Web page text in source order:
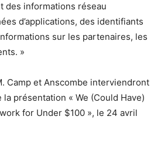
des informations réseau
d’applications, des identifiants
sur les partenaires, les
»
Camp et Anscombe interviendront
présentation « We (Could Have)
for Under $100 », le 24 avril